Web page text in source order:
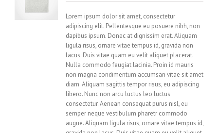
Lorem ipsum dolor sit amet, consectetur
adipiscing elit. Pellentesque eu posuere nibh, non
dapibus ipsum. Donec at dignissim erat. Aliquam
ligula risus, ornare vitae tempus id, gravida non
lacus. Duis vitae quam eu velit aliquet placerat.
Nulla commodo feugiat lacinia. Proin id mauris
non magna condimentum accumsan vitae sit amet
diam. Aliquam sagittis tempor risus, eu adipiscing
libero. Nunc non arcu luctus leo luctus
consectetur. Aenean consequat purus nisl, eu
semper neque vestibulum pharetr commodo
augue. Aliquam ligula risus, ornare vitae tempus id,